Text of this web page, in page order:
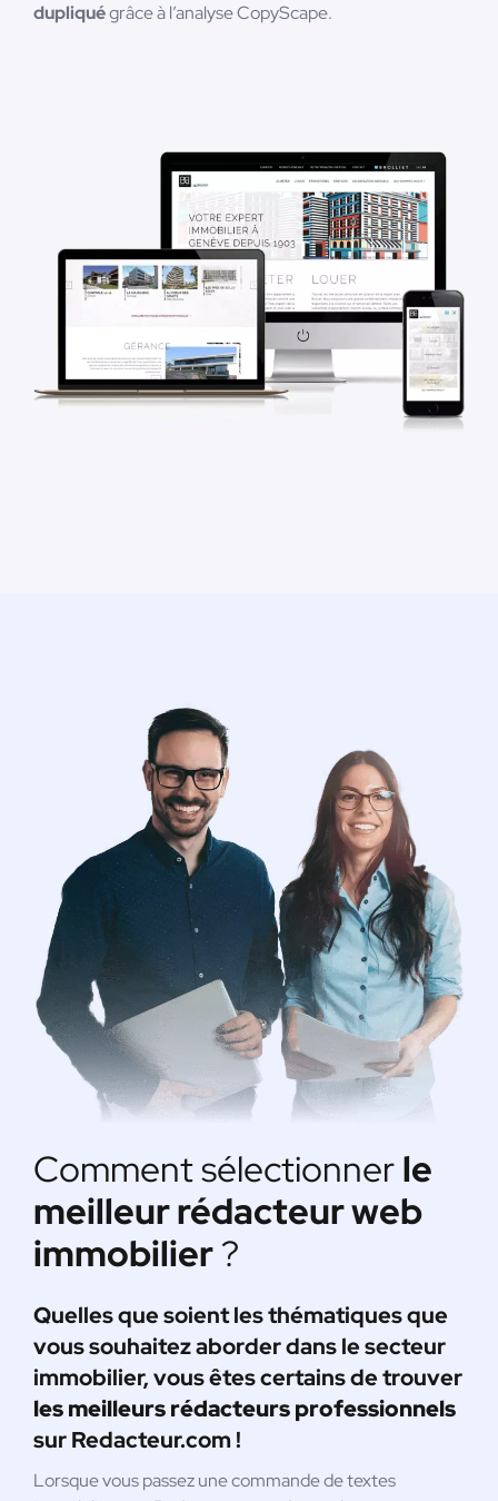
dupliquégrâce à l’analyse CopyScape.
Comment sélectionnerle
meilleur rédacteur web
immobilier?
Quelles que soient les thématiques que
vous souhaitez aborder dans le secteur
immobilier, vous êtes certains de trouver
les meilleurs rédacteurs professionnels
sur Redacteur.com !
Lorsque vous passez une commande de textes